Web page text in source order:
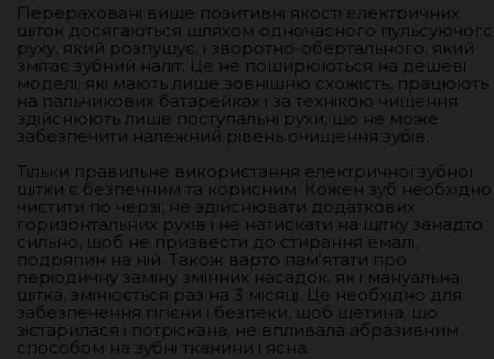
Перераховані вище позитивні якості електричних
щіток досягаються шляхом одночасного пульсуючого
руху, який розпушує, і зворотно-обертального, який
змітає зубний наліт. Це не поширюються на дешеві
моделі, які мають лише зовнішню схожість, працюють
на пальчикових батарейках і за технікою чищення
здійснюють лише поступальні рухи, що не може
забезпечити належний рівень очищення зубів.
Тільки правильне використання електричної зубної
щітки є безпечним та корисним. Кожен зуб необхідно
чистити по черзі, не здійснювати додаткових
горизонтальних рухів і не натискати на щітку занадто
сильно, щоб не призвести до стирання емалі,
подряпин на ній. Також варто пам'ятати про
періодичну заміну змінних насадок, як і мануальна
щітка, змінюється раз на 3 місяці. Це необхідно для
забезпечення гігієни і безпеки, щоб щетина, що
зістарилася і потріскана, не впливала абразивним
способом на зубні тканини і ясна.